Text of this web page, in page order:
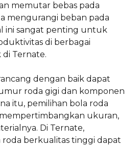
memutar bebas pada
mengurangi beban pada
ini sangat penting untuk
di berbagai
Ternate.
dengan baik dapat
roda gigi dan komponen
itu, pemilihan bola roda
ukuran,
Di Ternate,
berkualitas tinggi dapat